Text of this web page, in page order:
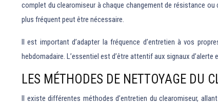
complet du clearomiseur à chaque changement de résistance
plus fréquent peut être nécessaire.
Il est important d’adapter la fréquence d’entretien à vos
hebdomadaire. L’essentiel est d’être attentif aux signaux
LES MÉTHODES DE NETTOYAGE DU
Il existe différentes méthodes d’entretien du clearomiseur,